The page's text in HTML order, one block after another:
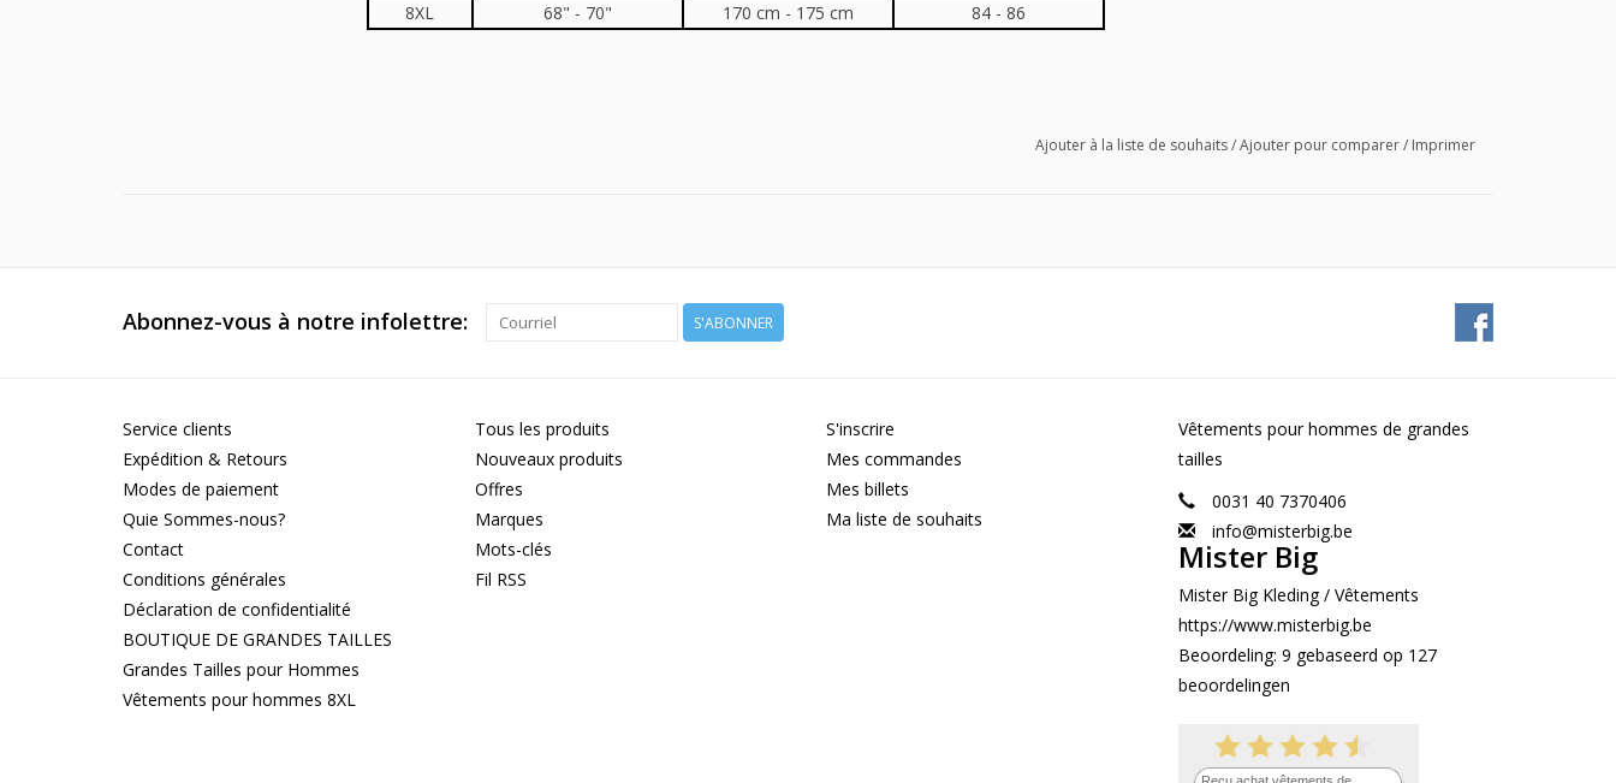
8XL
68" - 70" 170 cm - 175 cm 84 - 86
Ajouter à la liste de souhaits/Ajouter pour comparer/ Imprimer
Abonnez-vous à notre infolettre: S'ABONNER
Service clients
Expédition & Retours
Modes de paiement
Quie Sommes-nous?
Contact
Conditions générales
Déclaration de confidentialité
BOUTIQUE DE GRANDES TAILLES
Grandes Tailles pour Hommes
Vêtements pour hommes 8XL
Tous les produits
Nouveaux produits
Offres
Marques
Mots-clés
Fil RSS
S'inscrire
Mes commandes
Mes billets
Ma liste de souhaits
Vêtements pour hommes de grandes
tailles
0031 40 7370406
info@misterbig.be
Mister Big
Mister Big Kleding / Vêtements
https://www.misterbig.be
Beoordeling: 9 gebaseerd op 127
beoordelingen